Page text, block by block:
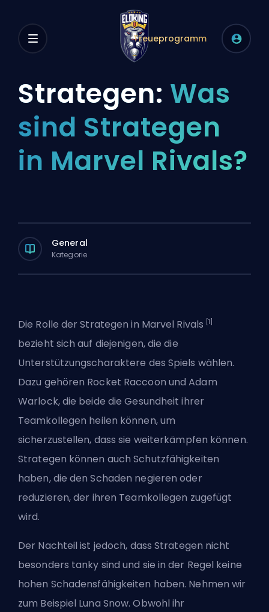
Treueprogramm
Strategen: Was
sind Strategen
in Marvel Rivals?
General
Kategorie
Die Rolle der Strategen in Marvel Rivals [1]
bezieht sich auf diejenigen, die die
Unterstützungscharaktere des Spiels wählen.
Dazu gehören Rocket Raccoon und Adam
Warlock, die beide die Gesundheit ihrer
Teamkollegen heilen können, um
sicherzustellen, dass sie weiterkämpfen können.
Strategen können auch Schutzfähigkeiten
haben, die den Schaden negieren oder
reduzieren, der ihren Teamkollegen zugefügt
wird.
Der Nachteil ist jedoch, dass Strategen nicht
besonders tanky sind und sie in der Regel keine
hohen Schadensfähigkeiten haben. Nehmen wir
zum Beispiel Luna Snow. Obwohl ihr